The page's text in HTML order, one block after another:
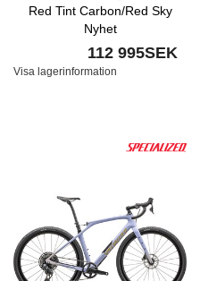
Red Tint Carbon/Red Sky
Nyhet
112 995SEK
Visa lagerinformation